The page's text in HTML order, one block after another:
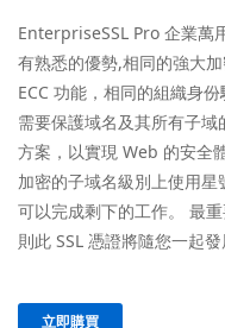
EnterpriseSSL Pro 企業萬
有熟悉的優勢,相同的強大
ECC 功能，相同的組織身
需要保護域名及其所有子
方案，以實現 Web 的安全
加密的子域名級別上使用
可以完成剩下的工作。 最
則此 SSL 憑證將隨您一起發
立即購買